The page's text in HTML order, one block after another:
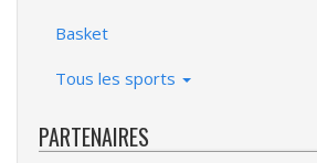
Basket
Tous les sports
PARTENAIRES